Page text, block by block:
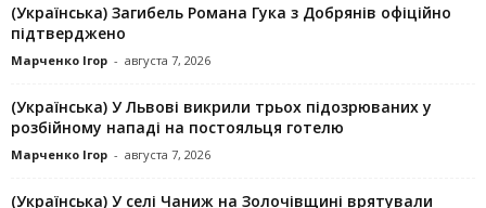
(Українська) Загибель Романа Гука з Добрянів офіційно
підтверджено
Марченко Ігор - августа 7, 2026
(Українська) У Львові викрили трьох підозрюваних у
розбійному нападі на постояльця готелю
Марченко Ігор - августа 7, 2026
(Українська) У селі Чаниж на Золочівщині врятували